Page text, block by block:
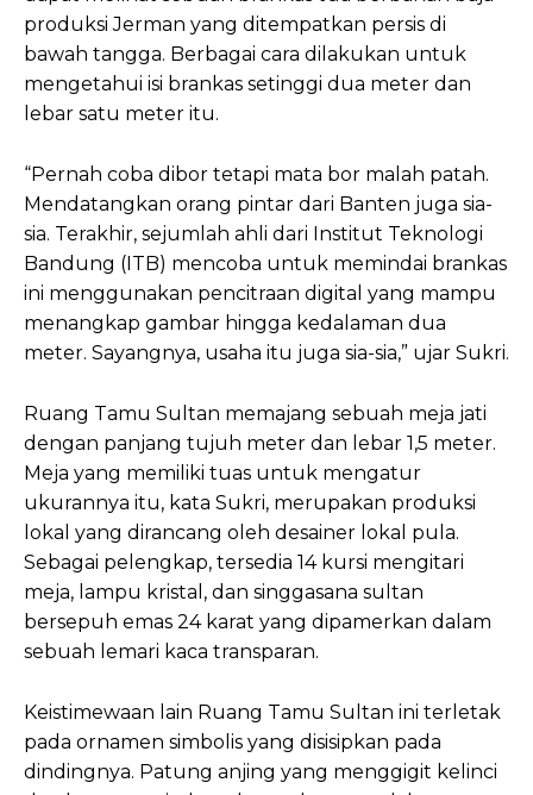
produksi Jerman yang ditempatkan persis di
bawah tangga. Berbagai cara dilakukan untuk
mengetahui isi brankas setinggi dua meter dan
lebar satu meter itu.
“Pernah coba dibor tetapi mata bor malah patah.
Mendatangkan orang pintar dari Banten juga sia-
sia. Terakhir, sejumlah ahli dari Institut Teknologi
Bandung (ITB) mencoba untuk memindai brankas
ini menggunakan pencitraan digital yang mampu
menangkap gambar hingga kedalaman dua
meter. Sayangnya, usaha itu juga sia-sia,” ujar Sukri.
Ruang Tamu Sultan memajang sebuah meja jati
dengan panjang tujuh meter dan lebar 1,5 meter.
Meja yang memiliki tuas untuk mengatur
ukurannya itu, kata Sukri, merupakan produksi
lokal yang dirancang oleh desainer lokal pula.
Sebagai pelengkap, tersedia 14 kursi mengitari
meja, lampu kristal, dan singgasana sultan
bersepuh emas 24 karat yang dipamerkan dalam
sebuah lemari kaca transparan.
Keistimewaan lain Ruang Tamu Sultan ini terletak
pada ornamen simbolis yang disisipkan pada
dindingnya. Patung anjing yang menggigit kelinci